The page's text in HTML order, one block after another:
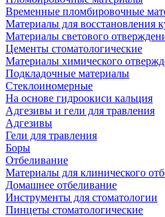
Временные пломбировочные
Материалы для восстановления
Материалы светового
Цементы стоматологические
Материалы химического
Подкладочные материалы
Стеклоиномерные
На основе гидроокиси кальция
Адгезивы и гели для травления
Адгезивы
Гели для травления
Боры
Отбеливание
Материалы для клинического
Домашнее отбеливание
Инструменты для стоматологии
Пинцеты стоматологические